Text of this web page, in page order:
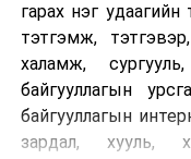
гарах нэг
тэтгэмж,
халамж,
байгууллагын
байгууллагын
зардал, хууль,